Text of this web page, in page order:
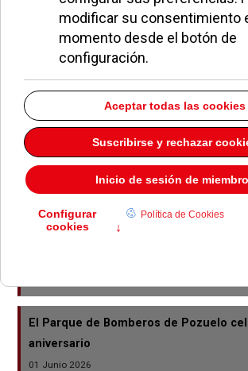
para analizar los retos de sus
02 Julio 2026
Melendi deja Boadilla y se instala en
Pozuelo de Alarcón
26 Junio 2026
Metro Ligero Oeste cumple 19 años
de movilidad sostenible en el oeste de
05 Junio 2026
El Parque de Bomberos de Pozuelo
aniversario
01 Junio 2026